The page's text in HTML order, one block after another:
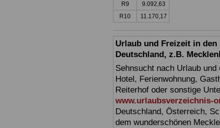
R9
9.092,63
R10
11.170,17
Urlaub und Freizeit in
Deutschland, z.B.
Sehnsucht nach Urlaub
Hotel, Ferienwohnung,
Reiterhof oder sonstige
www.urlaubsverzeichnis-
Deutschland, Österreich,
dem wunderschönen